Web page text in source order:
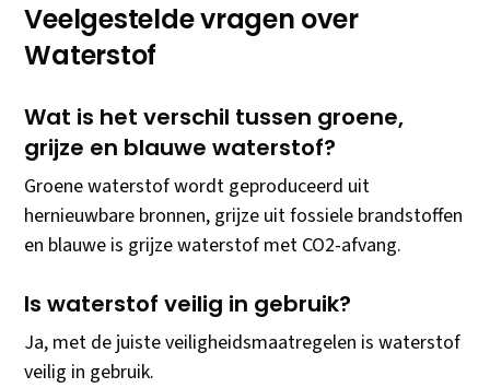
Veelgestelde vragen over
Waterstof
Wat is het verschil tussen groene,
grijze en blauwe waterstof?
Groene waterstof wordt geproduceerd uit
hernieuwbare bronnen, grijze uit fossiele brandstoffen
en blauwe is grijze waterstof met CO2-afvang.
Is waterstof veilig in gebruik?
Ja, met de juiste veiligheidsmaatregelen is waterstof
veilig in gebruik.